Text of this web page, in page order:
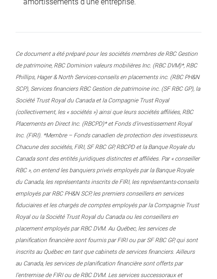
Ce document a été préparé pour les sociétés membres de RBC Gestion
de patrimoine, RBC Dominion valeurs mobilières Inc. (RBC DVM)*, RBC
Phillips, Hager & North Services-conseils en placements inc. (RBC PH&N
SCP), Services financiers RBC Gestion de patrimoine inc. (SF RBC GP), la
Société Trust Royal du Canada et la Compagnie Trust Royal
(collectivement, les « sociétés ») ainsi que leurs sociétés affiliées, RBC
Placements en Direct Inc. (RBCPD)* et Fonds d’investissement Royal
Inc. (FIRI). *Membre – Fonds canadien de protection des investisseurs.
Chacune des sociétés, FIRI, SF RBC GP, RBCPD et la Banque Royale du
Canada sont des entités juridiques distinctes et affiliées. Par « conseiller
RBC », on entend les banquiers privés employés par la Banque Royale
du Canada, les représentants inscrits de FIRI, les représentants-conseils
employés par RBC PH&N SCP, les premiers conseillers en services
fiduciaires et les chargés de comptes employés par la Compagnie Trust
Royal ou la Société Trust Royal du Canada ou les conseillers en
placement employés par RBC DVM. Au Québec, les services de
planification financière sont fournis par FIRI ou par SF RBC GP, qui sont
inscrits au Québec en tant que cabinets de services financiers. Ailleurs
au Canada, les services de planification financière sont offerts par
l’entremise de FIRI ou de RBC DVM. Les services successoraux et